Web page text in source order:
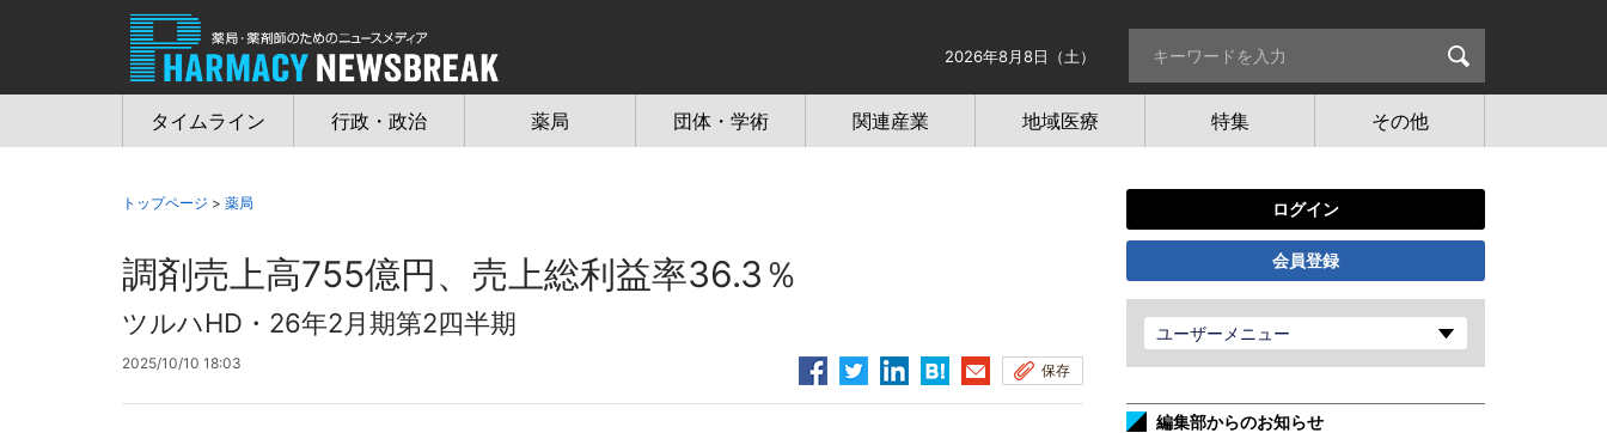
2026年8月8日（土）
タイムライン 行政・政治 薬局 団体・学術 関連産業 地域医療 特集 その他
トップページ > 薬局
調剤売上高755億円、売上総利益率36.3％
ツルハHD・26年2月期第2四半期
2025/10/10 18:03 保存
ログイン
会員登録
ユーザーメニュー
編集部からのお知らせ